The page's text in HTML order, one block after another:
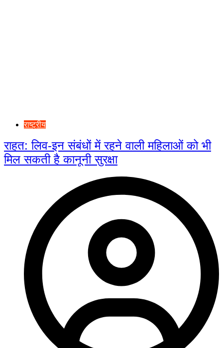
राष्ट्रीय
राहत: लिव-इन संबंधों में रहने वाली महिलाओं को भी
मिल सकती है कानूनी सुरक्षा